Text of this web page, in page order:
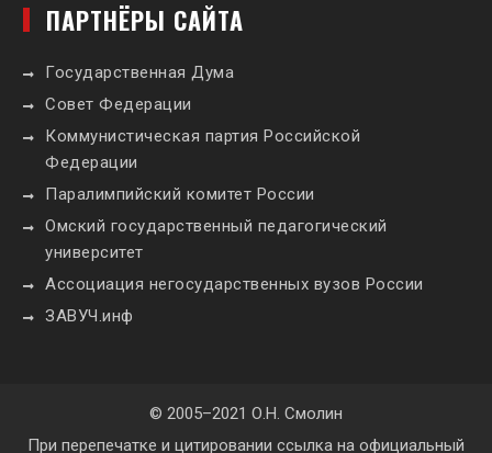
ПАРТНЁРЫ САЙТА
Государственная Дума
Совет Федерации
Коммунистическая партия Российской
Федерации
Паралимпийский комитет России
Омский государственный педагогический
университет
Ассоциация негосударственных вузов России
ЗАВУЧ.инф
© 2005–2021 О.Н. Смолин
При перепечатке и цитировании ссылка на официальный